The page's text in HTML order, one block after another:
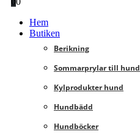
Hem
Butiken
Berikning
Sommarprylar till hund
Kylprodukter hund
Hundbädd
Hundböcker